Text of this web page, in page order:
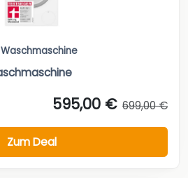
Waschmaschine
595,00 € 699,00 €
Zum Deal